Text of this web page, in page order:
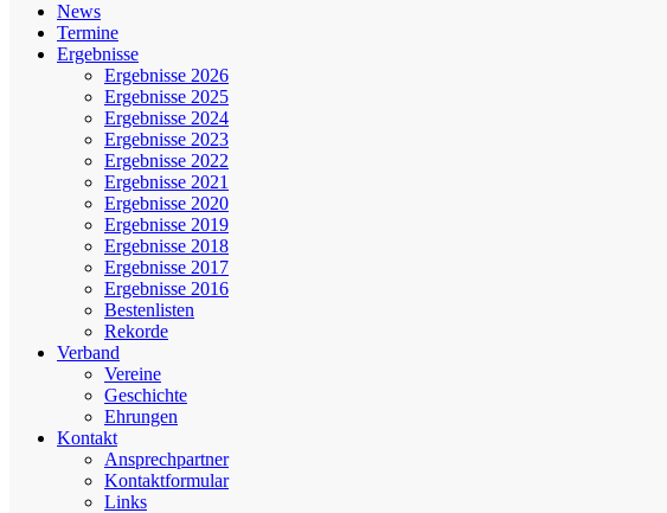
News
Termine
Ergebnisse
Ergebnisse 2026
Ergebnisse 2025
Ergebnisse 2024
Ergebnisse 2023
Ergebnisse 2022
Ergebnisse 2021
Ergebnisse 2020
Ergebnisse 2019
Ergebnisse 2018
Ergebnisse 2017
Ergebnisse 2016
Bestenlisten
Rekorde
Verband
Vereine
Geschichte
Ehrungen
Kontakt
Ansprechpartner
Kontaktformular
Links